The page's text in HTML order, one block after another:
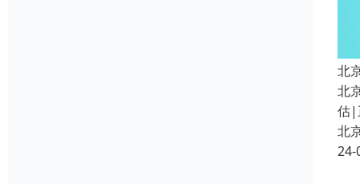
北
北
估|
北
24-